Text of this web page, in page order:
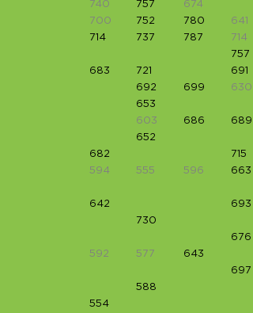
740 757 674
700 752 780 641
714 737 787 714
757
683 721 691
692 699 630
653
603 686 689
652
682 715
594 555 596 663
642 693
730
676
592 577 643
697
588
554